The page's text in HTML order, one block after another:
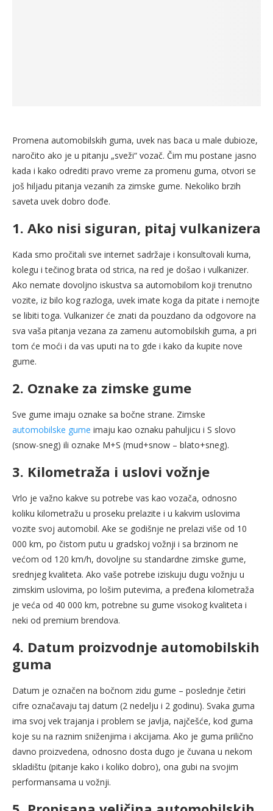
Promena automobilskih guma, uvek nas baca u male dubioze,
naročito ako je u pitanju „sveži“ vozač. Čim mu postane jasno
kada i kako odrediti pravo vreme za promenu guma, otvori se
još hiljadu pitanja vezanih za zimske gume. Nekoliko brzih
saveta uvek dobro dođe.
1. Ako nisi siguran, pitaj vulkanizera
Kada smo pročitali sve internet sadržaje i konsultovali kuma,
kolegu i tečinog brata od strica, na red je došao i vulkanizer.
Ako nemate dovoljno iskustva sa automobilom koji trenutno
vozite, iz bilo kog razloga, uvek imate koga da pitate i nemojte
se libiti toga. Vulkanizer će znati da pouzdano da odgovore na
sva vaša pitanja vezana za zamenu automobilskih guma, a pri
tom će moći i da vas uputi na to gde i kako da kupite nove
gume.
2. Oznake za zimske gume
Sve gume imaju oznake sa bočne strane. Zimske
automobilske gume imaju kao oznaku pahuljicu i S slovo
(snow-sneg) ili oznake M+S (mud+snow – blato+sneg).
3. Kilometraža i uslovi vožnje
Vrlo je važno kakve su potrebe vas kao vozača, odnosno
koliku kilometražu u proseku prelazite i u kakvim uslovima
vozite svoj automobil. Ake se godišnje ne prelazi više od 10
000 km, po čistom putu u gradskoj vožnji i sa brzinom ne
većom od 120 km/h, dovoljne su standardne zimske gume,
srednjeg kvaliteta. Ako vaše potrebe iziskuju dugu vožnju u
zimskim uslovima, po lošim putevima, a pređena kilometraža
je veća od 40 000 km, potrebne su gume visokog kvaliteta i
neki od premium brendova.
4. Datum proizvodnje automobilskih
guma
Datum je označen na bočnom zidu gume – poslednje četiri
cifre označavaju taj datum (2 nedelju i 2 godinu). Svaka guma
ima svoj vek trajanja i problem se javlja, najčešće, kod guma
koje su na raznim sniženjima i akcijama. Ako je guma prilično
davno proizvedena, odnosno dosta dugo je čuvana u nekom
skladištu (pitanje kako i koliko dobro), ona gubi na svojim
performansama u vožnji.